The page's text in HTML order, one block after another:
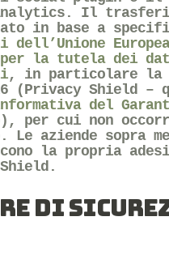
Il
in base a
dell’Unione
per la tutela dei
, in particolare la
(Privacy Shield –
del
), per cui non
Le aziende sopra
la propria
DI